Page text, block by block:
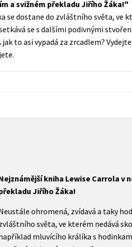
pro dospělé
pro děti
Young adult (SK)
Zahraniční literatura
a svižném překladu Jiřího Žáka!
se dostane do zvláštního světa, ve
se s dalšími podivnými
to asi vypadá za zrcadlem?
kniha Lewise Carrola v
Jiřího Žáka!
ohromená, zvídavá a taky
světa, ve kterém nedává
mluvícího králíka s